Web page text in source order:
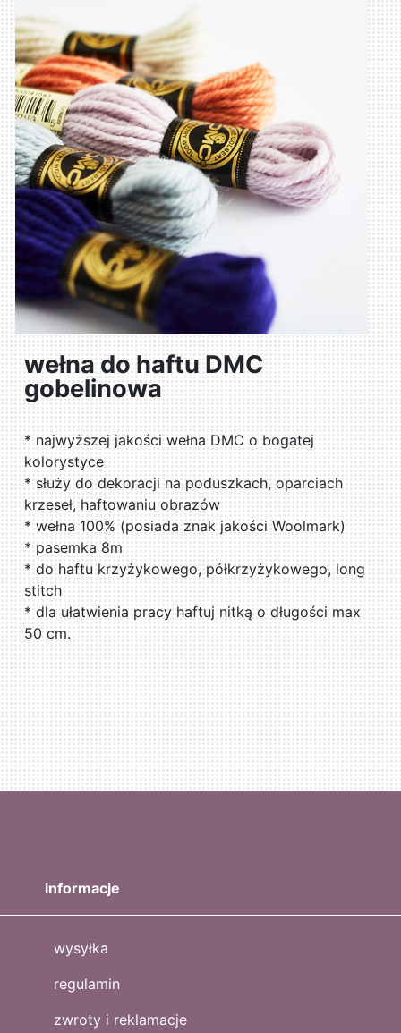
wełna do haftu DMC
gobelinowa
* najwyższej jakości wełna DMC o bogatej
kolorystyce
* służy do dekoracji na poduszkach, oparciach
krzeseł, haftowaniu obrazów
* wełna 100% (posiada znak jakości Woolmark)
* pasemka 8m
* do haftu krzyżykowego, półkrzyżykowego, long
stitch
* dla ułatwienia pracy haftuj nitką o długości max
50 cm.
informacje
wysyłka
regulamin
zwroty i reklamacje